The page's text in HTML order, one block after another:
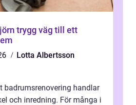
till ett
Lotta Albertsson
badrumsrenovering handlar
och inredning. För många i